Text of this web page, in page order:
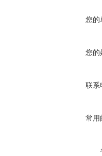
您的
您的
联系
常用